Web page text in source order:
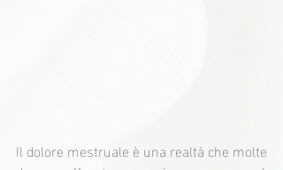
Il dolore mestruale è una realtà che molte